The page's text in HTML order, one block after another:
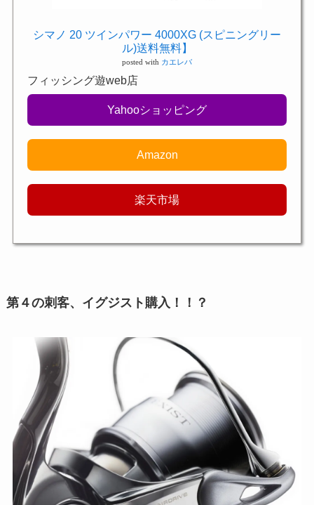
シマノ 20 ツインパワー 4000XG (スピニングリー
ル)送料無料】
posted with カエレバ
フィッシング遊web店
Yahooショッピング
Amazon
楽天市場
第４の刺客、イグジスト購入！！？